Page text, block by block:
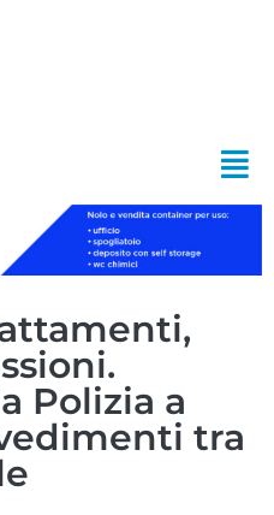
Polizia a
tra